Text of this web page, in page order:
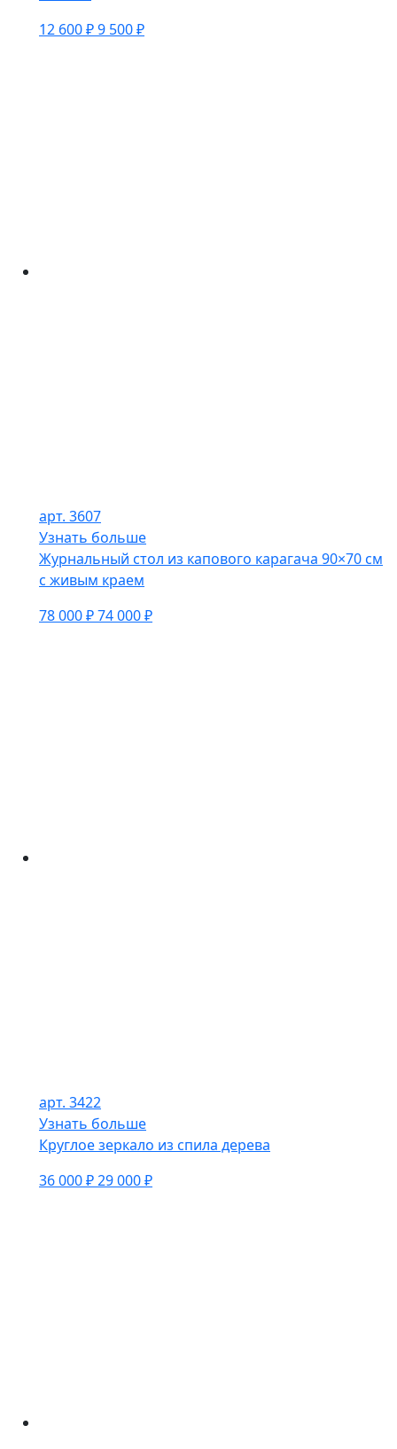
12 600 ₽9 500 ₽
арт. 3607
Узнать больше
Журнальный стол из капового карагача 90×70 см
с живым краем
78 000 ₽74 000 ₽
арт. 3422
Узнать больше
Круглое зеркало из спила дерева
36 000 ₽29 000 ₽